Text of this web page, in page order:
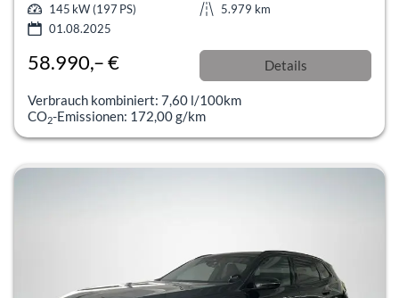
145 kW (197 PS)
5.979 km
01.08.2025
58.990,– € Details
Verbrauch kombiniert: 7,60 l/100km
CO2-Emissionen: 172,00 g/km